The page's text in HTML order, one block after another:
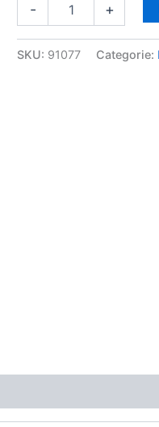
- +
SKU: 91077 Categorie: